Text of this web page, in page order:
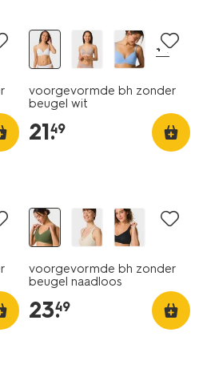
+4
voorgevormde bh zonder
beugel wit
21.
49
voorgevormde bh zonder
beugel naadloos
23.
49